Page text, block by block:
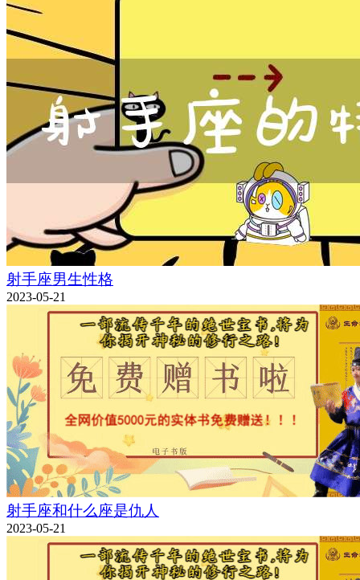
射手座男生性格
2023-05-21
射手座和什么座是仇人
2023-05-21